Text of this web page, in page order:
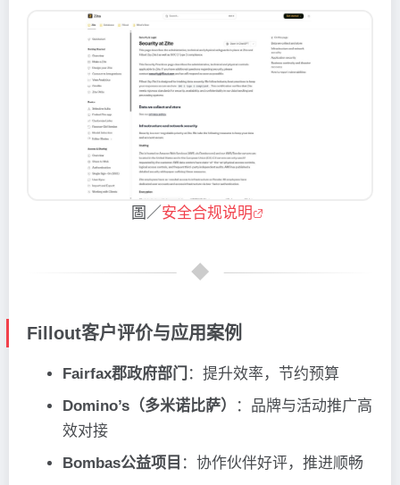
圖／安全合规说明
Fillout客户评价与应用案例
Fairfax郡政府部门 ：提升效率，节约预算
Domino’s（多米诺比萨）
：品牌与活动推广高
效对接
Bombas公益项目 ：协作伙伴好评，推进顺畅